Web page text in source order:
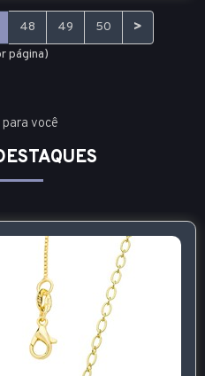
48 49 50 >
página)
você